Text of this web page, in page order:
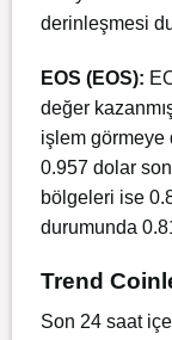
derinleşmesi
EOS (EOS):
değer
işlem görmeye
0.957 dolar
bölgeleri ise
durumunda
Trend
Son 24 saat